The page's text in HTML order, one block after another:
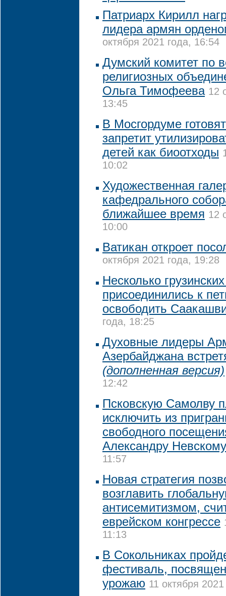
Патриарх Кирилл
лидера армян
октября 2021 года, 16:54
Думский комитет по
религиозных
Ольга Тимофеева 12
13:45
В Мосгордуме
запретит
детей как биоотходы
10:02
Художественная
кафедрального
ближайшее время 12
10:00
Ватикан откроет
октября 2021 года, 19:28
Несколько
присоединились к
освободить
года, 18:25
Духовные лидеры
Азербайджана
(дополненная версия)
12:42
Псковскую Самолву
исключить из
свободного
Александру Невскому
11:57
Новая стратегия
возглавить
антисемитизмом,
еврейском конгрессе
11:13
В Сокольниках
фестиваль,
урожаю 11 октября